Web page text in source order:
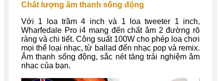
Chất lượng âm thanh sống động
Với 1 loa trầm 4 inch và 1 loa tweeter 1 inch,
Wharfedale Pro i4 mang đến chất âm 2 đường rõ
ràng và chi tiết. Công suất 100W cho phép loa chơi
mọi thể loại nhạc, từ ballad đến nhạc pop và remix.
Âm thanh sống động, sắc nét tăng trải nghiệm âm
nhạc của bạn.